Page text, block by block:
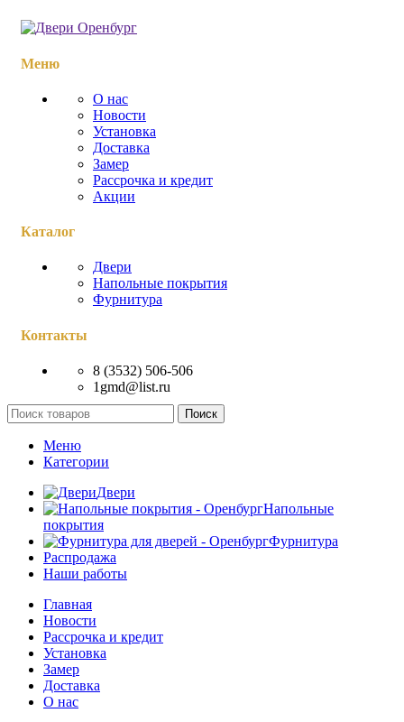
Меню
О нас
Новости
Установка
Доставка
Замер
Рассрочка и кредит
Акции
Каталог
Двери
Напольные покрытия
Фурнитура
Контакты
8 (3532) 506-506
1gmd@list.ru
Поиск
Меню
Категории
Двери
Напольные
покрытия
Фурнитура
Распродажа
Наши работы
Главная
Новости
Рассрочка и кредит
Установка
Замер
Доставка
О нас